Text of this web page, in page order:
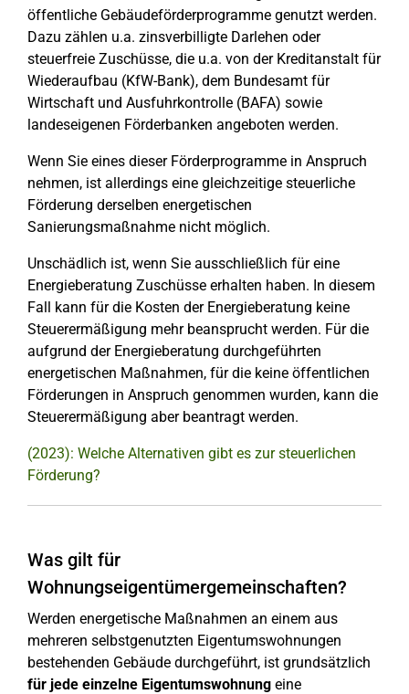
öffentliche Gebäudeförderprogramme genutzt werden.
Dazu zählen u.a. zinsverbilligte Darlehen oder
steuerfreie Zuschüsse, die u.a. von der Kreditanstalt für
Wiederaufbau (KfW-Bank), dem Bundesamt für
Wirtschaft und Ausfuhrkontrolle (BAFA) sowie
landeseigenen Förderbanken angeboten werden.
Wenn Sie eines dieser Förderprogramme in Anspruch
nehmen, ist allerdings eine gleichzeitige steuerliche
Förderung derselben energetischen
Sanierungsmaßnahme nicht möglich.
Unschädlich ist, wenn Sie ausschließlich für eine
Energieberatung Zuschüsse erhalten haben. In diesem
Fall kann für die Kosten der Energieberatung keine
Steuerermäßigung mehr beansprucht werden. Für die
aufgrund der Energieberatung durchgeführten
energetischen Maßnahmen, für die keine öffentlichen
Förderungen in Anspruch genommen wurden, kann die
Steuerermäßigung aber beantragt werden.
(2023): Welche Alternativen gibt es zur steuerlichen
Förderung?
Was gilt für
Wohnungseigentümergemeinschaften?
Werden energetische Maßnahmen an einem aus
mehreren selbstgenutzten Eigentumswohnungen
bestehenden Gebäude durchgeführt, ist grundsätzlich
für jede einzelne Eigentumswohnung eine